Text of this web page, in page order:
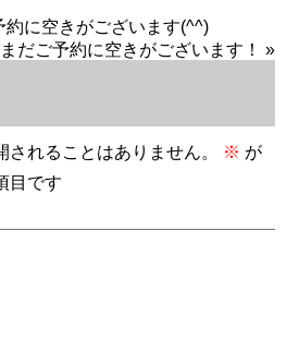
約に空きがございます(^^)
だご予約に空きがございます！
»
されることはありません。 ※ が
目です